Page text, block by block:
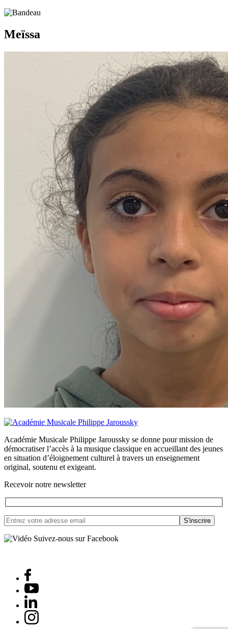
Meïssa
Académie Musicale Philippe Jaroussky se donne pour mission de
démocratiser l’accès à la musique classique en accueillant des jeunes
en situation d’éloignement culturel à travers un enseignement
original, soutenu et exigeant.
Recevoir notre newsletter
Suivez-nous sur Facebook